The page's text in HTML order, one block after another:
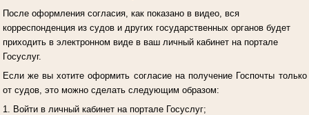
После оформления согласия, как показано в видео, вся
корреспонденция из судов и других государственных органов будет
приходить в электронном виде в ваш личный кабинет на портале
Госуслуг.
Если же вы хотите оформить согласие на получение Госпочты только
от судов, это можно сделать следующим образом:
1. Войти в личный кабинет на портале Госуслуг;